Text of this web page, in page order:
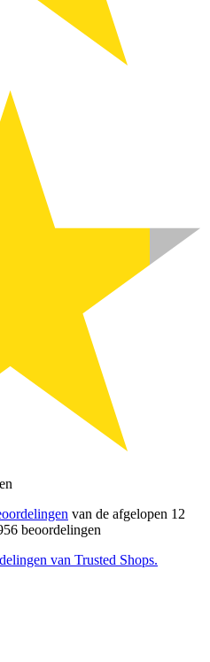
van de afgelopen 12
beoordelingen
van Trusted Shops.